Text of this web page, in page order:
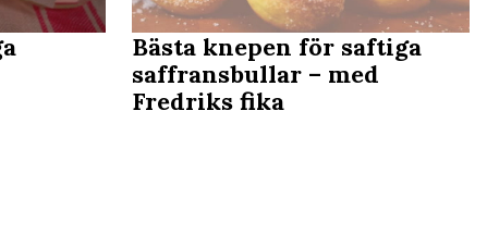
Bästa knepen för saftiga
saffransbullar – med
Fredriks fika